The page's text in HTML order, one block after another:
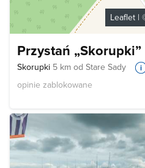
Leaflet |
Przystań „Skorupki”
Skorupki 5 km od Stare Sady
opinie zablokowane